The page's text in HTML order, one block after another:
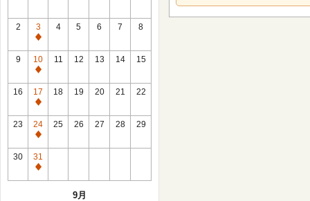
2
3
休
館
日
4 5 6 7 8
9
10
休
館
日
11 12 13 14 15
16
17
休
館
日
18 19 20 21 22
23
24
休
館
日
25 26 27 28 29
30
31
休
9月